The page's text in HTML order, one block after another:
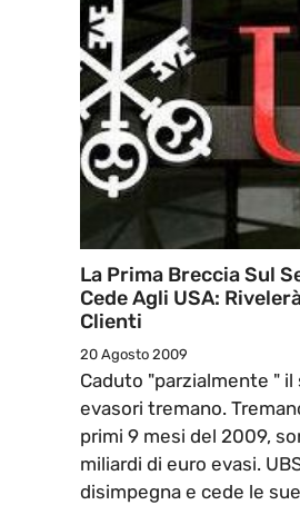
La Prima Breccia Sul
Cede Agli USA:
Clienti
20 Agosto 2009
Caduto "parzialmente "
evasori tremano.
primi 9 mesi del 2009,
miliardi di euro evasi.
disimpegna e cede le